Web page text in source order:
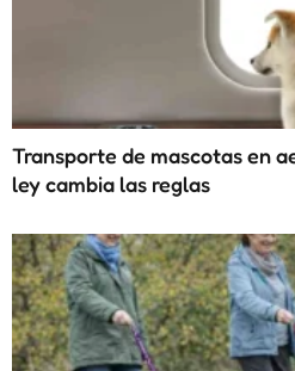
Transporte de mascotas en
ley cambia las reglas